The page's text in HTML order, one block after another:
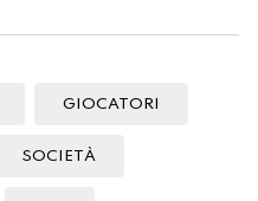
GIOCATORI
SOCIETÀ